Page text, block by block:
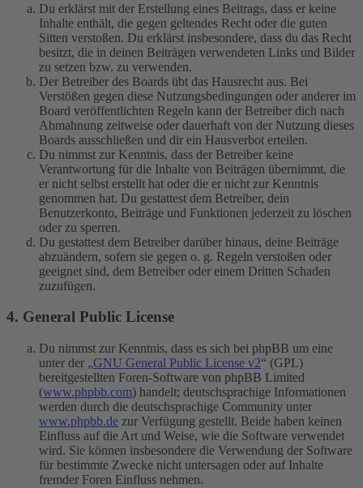
Du erklärst mit der Erstellung eines Beitrags, dass er keine
Inhalte enthält, die gegen geltendes Recht oder die guten
Sitten verstoßen. Du erklärst insbesondere, dass du das Recht
besitzt, die in deinen Beiträgen verwendeten Links und Bilder
zu setzen bzw. zu verwenden.
Der Betreiber des Boards übt das Hausrecht aus. Bei
Verstößen gegen diese Nutzungsbedingungen oder anderer im
Board veröffentlichten Regeln kann der Betreiber dich nach
Abmahnung zeitweise oder dauerhaft von der Nutzung dieses
Boards ausschließen und dir ein Hausverbot erteilen.
Du nimmst zur Kenntnis, dass der Betreiber keine
Verantwortung für die Inhalte von Beiträgen übernimmt, die
er nicht selbst erstellt hat oder die er nicht zur Kenntnis
genommen hat. Du gestattest dem Betreiber, dein
Benutzerkonto, Beiträge und Funktionen jederzeit zu löschen
oder zu sperren.
Du gestattest dem Betreiber darüber hinaus, deine Beiträge
abzuändern, sofern sie gegen o. g. Regeln verstoßen oder
geeignet sind, dem Betreiber oder einem Dritten Schaden
zuzufügen.
4. General Public License
Du nimmst zur Kenntnis, dass es sich bei phpBB um eine
unter der „GNU General Public License v2“ (GPL)
bereitgestellten Foren-Software von phpBB Limited
(www.phpbb.com) handelt; deutschsprachige Informationen
werden durch die deutschsprachige Community unter
www.phpbb.de zur Verfügung gestellt. Beide haben keinen
Einfluss auf die Art und Weise, wie die Software verwendet
wird. Sie können insbesondere die Verwendung der Software
für bestimmte Zwecke nicht untersagen oder auf Inhalte
fremder Foren Einfluss nehmen.